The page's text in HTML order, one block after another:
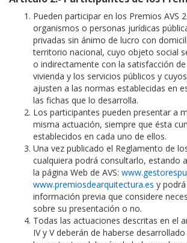
Pueden participar en los Premios AVS
organismos o personas jurídicas
privadas sin ánimo de lucro con
territorio nacional, cuyo objeto social
o indirectamente con la satisfacción
vivienda y los servicios públicos y
ajusten a las normas establecidas en
las fichas que lo desarrolla.
Los participantes pueden presentar a
misma actuación, siempre que ésta
establecidos en cada uno de ellos.
Una vez publicado el Reglamento de
cualquiera podrá consultarlo, estando
la página Web de AVS:
www.premiosdearquitectura.es y
información previa que considere
sobre su presentación o no.
Todas las actuaciones descritas en el
IV y V deberán de haberse